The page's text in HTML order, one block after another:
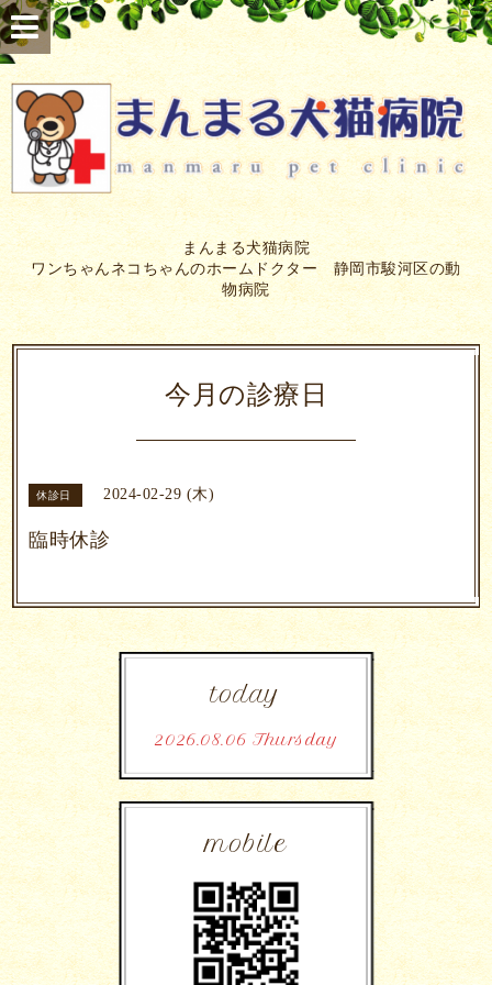
まんまる犬猫病院
ワンちゃんネコちゃんのホームドクター 静岡市駿河区の動
物病院
今月の診療日
休診日 2024-02-29 (木)
臨時休診
today
2026.08.06 Thursday
mobile